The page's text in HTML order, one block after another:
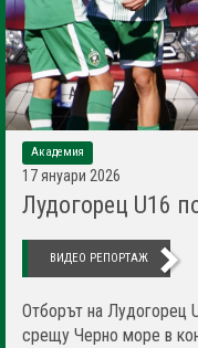
Академия
17 януари 2026
Лудогорец U16
ВИДЕО РЕПОРТАЖ
Отборът на Лудогорец
срещу Черно море в